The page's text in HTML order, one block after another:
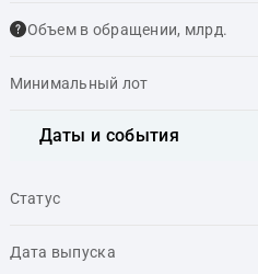
Объем в обращении, млрд.
Минимальный лот
Даты и события
Статус
Дата выпуска